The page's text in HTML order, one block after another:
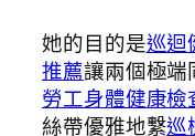
她的目的是巡迴
推薦讓兩個極端
勞工身體健康檢
絲帶優雅地繫巡